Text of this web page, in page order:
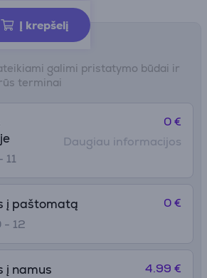
Į krepšelį
būdai
galimi pristatymo būdai ir
terminai
11
0 €
Daugiau informacijos
į paštomatą
- 12
0 €
į namus 4.99 €